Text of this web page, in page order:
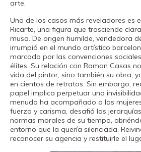
arte.
Uno de los casos más reveladores es
Ricarte, una figura que trasciende
musa. De origen humilde, vendedora
irrumpió en el mundo artístico
marcado por las convenciones
élites. Su relación con Ramon Casas
vida del pintor, sino también su obra,
en cientos de retratos. Sin embargo,
papel implica perpetuar una
menudo ha acompañado a las
fuerza y carisma, desafió las
normas morales de su tiempo,
entorno que la quería silenciada.
reconocer su agencia y restituirle el
Amigos
del
museo
Contacto
Localización
Français
English
Català